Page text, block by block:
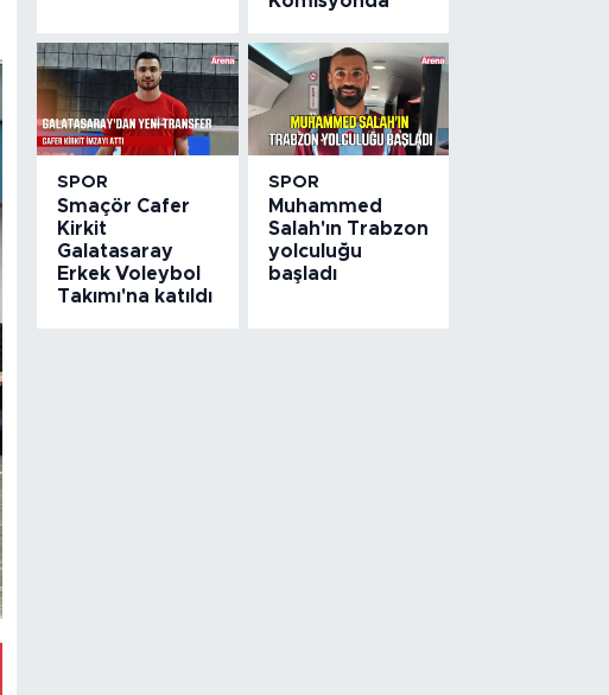
SPOR
Smaçör Cafer
Kirkit
Galatasaray
Erkek Voleybol
Takımı'na katıldı
SPOR
Muhammed
Salah'ın Trabzon
yolculuğu
başladı